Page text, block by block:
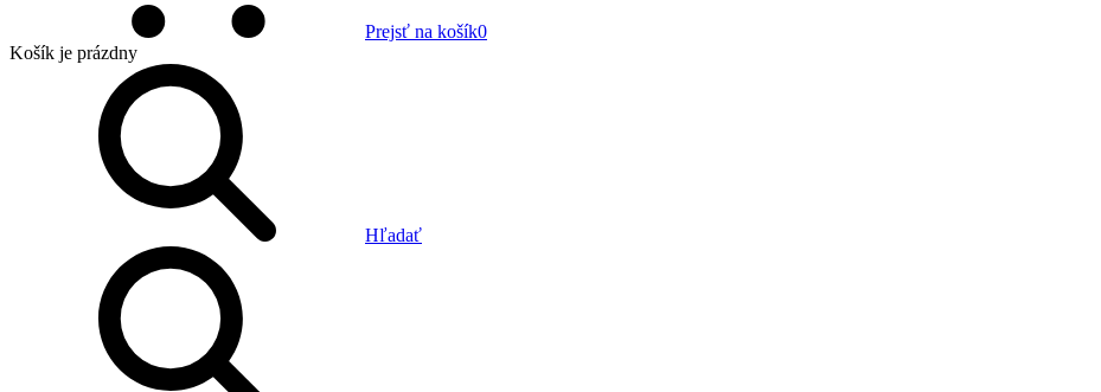
Prejsť na košík0
Košík je prázdny
Hľadať